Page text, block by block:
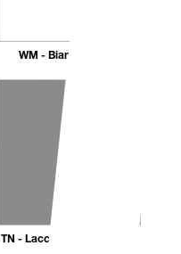
WM - Bianco Opaco
TN - Laccato opaco Titanio